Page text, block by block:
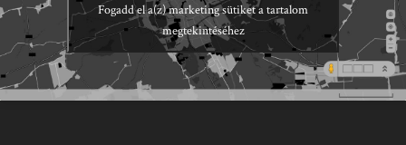
Fogadd el a(z) marketing sütiket a tartalom
megtekintéséhez